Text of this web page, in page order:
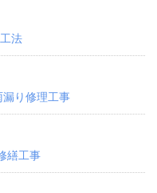
法
り修理工事
繕工事